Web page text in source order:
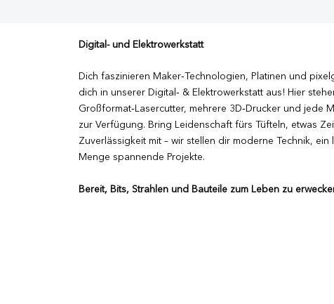
Digital- und Elektrowerkstatt
Dich faszinieren Maker‑Technologien, Platinen und
dich in unserer Digital‑ & Elektrowerkstatt aus! Hier
Großformat‑Lasercutter, mehrere 3D‑Drucker und jede
zur Verfügung. Bring Leidenschaft fürs Tüfteln, etwas
Zuverlässigkeit mit – wir stellen dir moderne Technik,
Menge spannende Projekte.
Bereit, Bits, Strahlen und Bauteile zum Leben zu